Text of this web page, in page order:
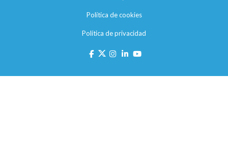
Política de cookies
Política de privacidad